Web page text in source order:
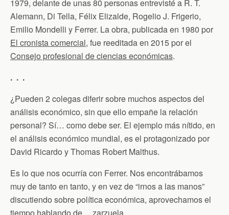
1979, delante de unas 80 personas entrevisté a R. T.
Alemann, Di Tella, Félix Elizalde, Rogelio J. Frigerio,
Emilio Mondelli y Ferrer. La obra, publicada en 1980 por
El cronista comercial, fue reeditada en 2015 por el
Consejo profesional de ciencias económicas.
. . .
¿Pueden 2 colegas diferir sobre muchos aspectos del
análisis económico, sin que ello empañe la relación
personal? Sí… como debe ser. El ejemplo más nítido, en
el análisis económico mundial, es el protagonizado por
David Ricardo y Thomas Robert Malthus.
Es lo que nos ocurría con Ferrer. Nos encontrábamos
muy de tanto en tanto, y en vez de “irnos a las manos”
discutiendo sobre política económica, aprovechamos el